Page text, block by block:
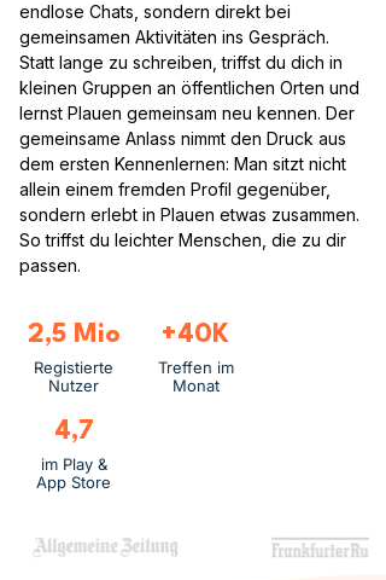
endlose Chats, sondern direkt bei
gemeinsamen Aktivitäten ins Gespräch.
Statt lange zu schreiben, triffst du dich in
kleinen Gruppen an öffentlichen Orten und
lernst Plauen gemeinsam neu kennen. Der
gemeinsame Anlass nimmt den Druck aus
dem ersten Kennenlernen: Man sitzt nicht
allein einem fremden Profil gegenüber,
sondern erlebt in Plauen etwas zusammen.
So triffst du leichter Menschen, die zu dir
passen.
2,5 Mio
Registierte
Nutzer
+40K
Treffen im
Monat
4,7
im Play &
App Store